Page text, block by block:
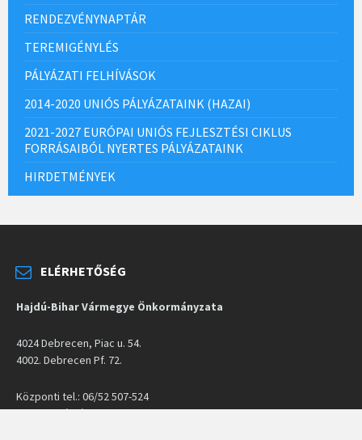
RENDEZVÉNYNAPTÁR
TEREMIGÉNYLÉS
PÁLYÁZATI FELHÍVÁSOK
2014-2020 UNIÓS PÁLYÁZATAINK (HAZAI)
2021-2027 EURÓPAI UNIÓS FEJLESZTÉSI CIKLUS
FORRÁSAIBÓL NYERTES PÁLYÁZATAINK
HIRDETMÉNYEK
ELÉRHETŐSÉG
Hajdú-Bihar Vármegye Önkormányzata
4024 Debrecen, Piac u. 54.
4002. Debrecen Pf. 72.
Központi tel.: 06/52 507-524
Elnöki titkárság tel.: 06/52 507-519